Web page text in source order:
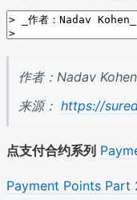
作者：Nadav Kohen
来源： https://
点支付合约系列
Payment Points Part